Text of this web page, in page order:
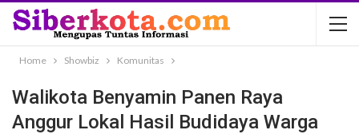
Home Showbiz Komunitas
Walikota Benyamin Panen Raya
Anggur Lokal Hasil Budidaya Warga